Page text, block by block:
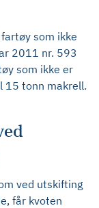
som ikke
2011 nr. 593
som ikke er
15 tonn makrell.
ved utskifting
får kvoten